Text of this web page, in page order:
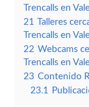
Trencalls en
21 Talleres
Trencalls en
22 Webcams
Trencalls en
23 Contenido
23.1